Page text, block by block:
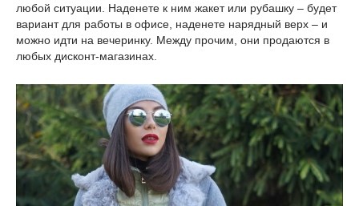
любой ситуации. Наденете к ним жакет или рубашку – будет
вариант для работы в офисе, наденете нарядный верх – и
можно идти на вечеринку. Между прочим, они продаются в
любых дисконт-магазинах.